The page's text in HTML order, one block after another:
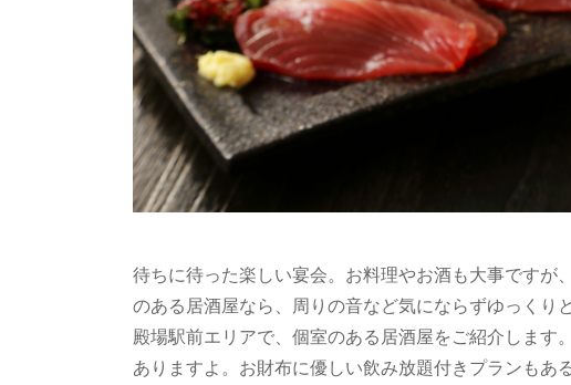
待ちに待った楽しい宴会。お料理やお酒も大事ですが
のある居酒屋なら、周りの音など気にならずゆっくり
殿場駅前エリアで、個室のある居酒屋をご紹介します
ありますよ。お財布に優しい飲み放題付きプランもあ